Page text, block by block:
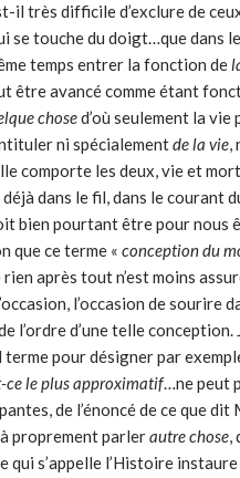
il très difficile d’exclure de
touche du doigt…que dans
temps entrer la fonction de
être avancé comme étant
chosed’où seulement la
ni spécialementde la vie,
comporte les deux, vie et
dans le fil, dans le courant
bien pourtant être pour nous
que ce terme « conception du
rien après tout n’est moins
l’occasion de sourire
l’ordre d’une telle conception.
pour désigner par
ce le plus approximatif…ne peut
de l’énoncé de ce que dit
proprement parlerautre chose,
qui s’appelle l’Histoire